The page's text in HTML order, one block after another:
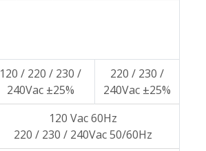
120 / 220 / 230 /
240Vac ±25%
220 / 230 /
240Vac ±25%
120 Vac 60Hz
220 / 230 / 240Vac 50/60Hz